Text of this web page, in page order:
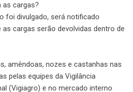
as cargas?
foi divulgado, será notificado
cargas serão devolvidas dentro de
amêndoas, nozes e castanhas nas
pelas equipes da Vigilância
(Vigiagro) e no mercado interno